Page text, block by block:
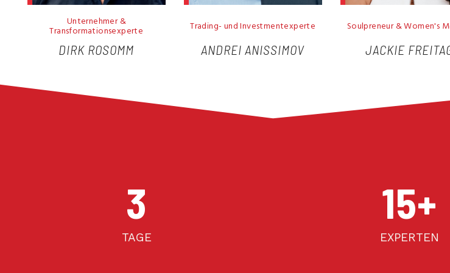
Unternehmer &
Transformationsexperte
DIRK ROSOMM
Trading- und Investmentexperte
ANDREI ANISSIMOV
Soulpreneur & Women's
JACKIE
TAGE
3
EXPERTEN
15+